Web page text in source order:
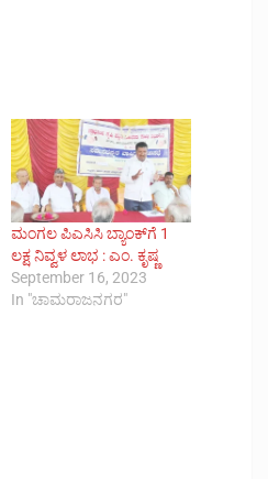
ಮಂಗಲ ಪಿಎಸಿಸಿ ಬ್ಯಾಂಕ್‍ಗೆ 1
ಲಕ್ಷ ನಿವ್ವಳ ಲಾಭ : ಎಂ. ಕೃಷ್ಣ
September 16, 2023
In "ಚಾಮರಾಜನಗರ"